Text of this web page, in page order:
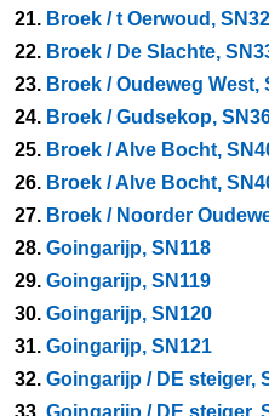
21. Broek / t Oerwoud,
22. Broek / De Slachte,
23. Broek / Oudeweg West,
24. Broek / Gudsekop,
25. Broek / Alve Bocht,
26. Broek / Alve Bocht,
27. Broek / Noorder
28. Goingarijp, SN118
29. Goingarijp, SN119
30. Goingarijp, SN120
31. Goingarijp, SN121
32. Goingarijp / DE steiger,
33. Goingarijp / DE steiger,